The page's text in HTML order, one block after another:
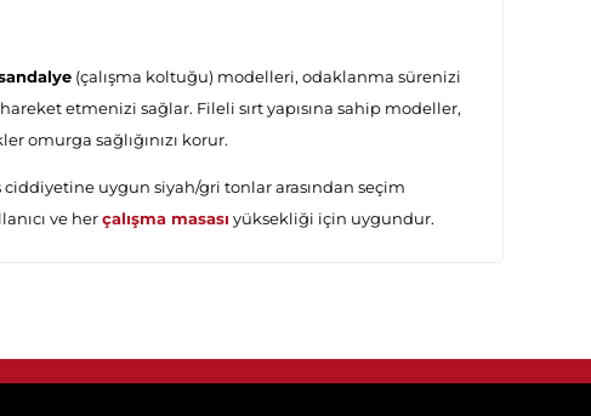
(çalışma koltuğu) modelleri, odaklanma sürenizi
etmenizi sağlar. Fileli sırt yapısına sahip modeller,
omurga sağlığınızı korur.
uygun siyah/gri tonlar arasından seçim
ve herçalışma masası yüksekliği için uygundur.